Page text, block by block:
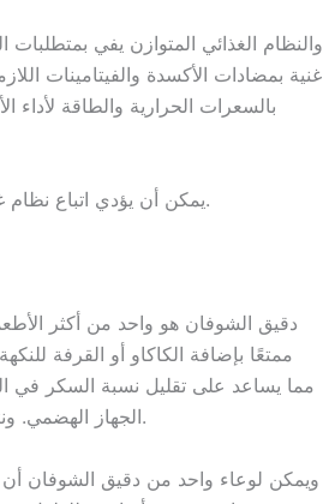
والنظام الغذائي المتوازن يفي بمتطلبات
غنية بمضادات الأكسدة والفيتامينات
بالسعرات الحرارية والطاقة لأداء
يمكن أن يؤدي اتباع نظام غذائي غير مكتمل إلى تأخر النمو، وضعف جهاز المناعة، وبطء نمو الأعضاء.
دقيق الشوفان هو واحد من أكثر
مما يساعد على تقليل نسبة السكر في
الجهاز الهضمي. ونتيجة لذلك يساعد الجهاز الهضمي على امتصاص الطعام بشكل أكثر فعالية.
ويمكن لوعاء واحد من دقيق الشوفان أن